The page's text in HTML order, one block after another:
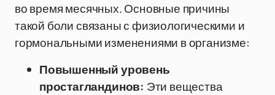
во время месячных. Основные причины
такой боли связаны с физиологическими и
гормональными изменениями в организме:
Повышенный уровень
простагландинов: Эти вещества